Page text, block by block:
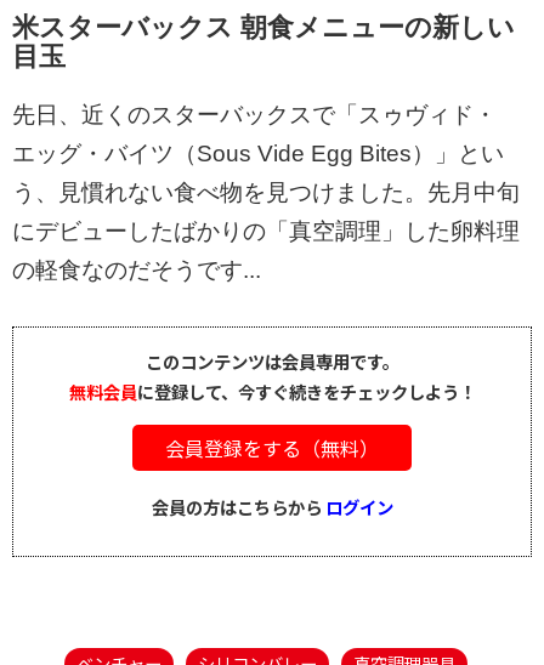
米スターバックス 朝食メニューの新しい
目玉
先日、近くのスターバックスで「スゥヴィド・
エッグ・バイツ（Sous Vide Egg Bites）」とい
う、見慣れない食べ物を見つけました。先月中旬
にデビューしたばかりの「真空調理」した卵料理
の軽食なのだそうです...
このコンテンツは会員専用です。
無料会員に登録して、今すぐ続きをチェックしよう！
会員登録をする（無料）
会員の方はこちらから ログイン